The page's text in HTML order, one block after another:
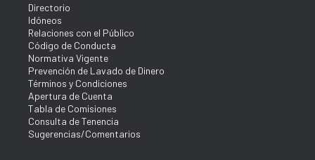
Directorio
Idóneos
Relaciones con el Público
Código de Conducta
Normativa Vigente
Prevención de Lavado de Dinero
Términos y Condiciones
Apertura de Cuenta
Tabla de Comisiones
Consulta de Tenencia
Sugerencias/Comentarios